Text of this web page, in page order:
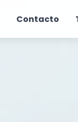
Contacto